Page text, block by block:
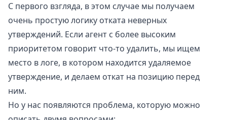
С первого взгляда, в этом случае мы получаем
очень простую логику отката неверных
утверждений. Если агент с более высоким
приоритетом говорит что-то удалить, мы ищем
место в логе, в котором находится удаляемое
утверждение, и делаем откат на позицию перед
ним.
Но у нас появляются проблема, которую можно